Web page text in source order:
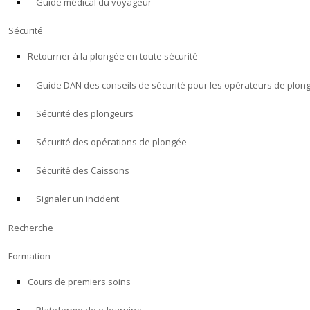
Sécurité
Retourner à la plongée en toute sécurité
Guide DAN des conseils de sécurité pour les opérateurs de
Sécurité des plongeurs
Sécurité des opérations de plongée
Sécurité des Caissons
Signaler un incident
Recherche
Formation
Cours de premiers soins